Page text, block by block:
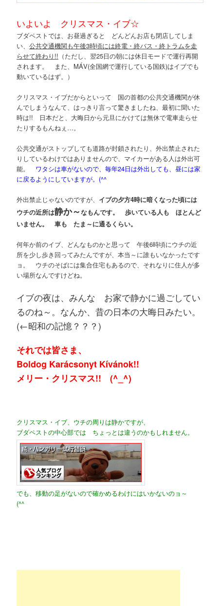
いよいよ クリスマス・イブ☆
ブダペストでは、お昼過ぎると どんどんお店も閉店してしま
い、公共交通機関も午後3時頃には終電・終バス・終トラムを走
らせて終わり!! （ただし、翌25日の朝には休日モードで運行再開
されます。 また、MÁV(全国網で運行している国鉄)はイブでも
動いているはず。）
クリスマス・イブだからといって 国の首都の公共交通機関が休
んでしまうなんて、はっきり言って驚きましたね、最初に聞いた
時は!! 日本だと、大晦日から元旦にかけては無休で電車走らせ
たりするもんねぇ…。
公共交通がストップしても道路が封鎖されたり、外出禁止された
りしているわけではありませんので、マイカーがある人は外出可
能。 ワタシは車がないので、毎年24日は外出しても、昼には家
に戻るようにしていますが。(^^ゞ
外出禁止じゃないのですが、 イブの夕方4時に暗くなった頃には
ウチの近所は静か～なもんです。 歩いている人も ほとんど
いません。 車も たま～に通るくらい。
何年か前のイブ、どんなものかと思って 午後6時頃にウチの近
所を少し歩き回ってみたんですが、本当～に誰もいなかったです
ョ。 ウチのそばには集合住宅もあるので、それなりに住人が多
い場所なんですけどね。
イブの夜は、みんな お家で静かに過ごしてい
るのね～。なんか、昔の日本の大晦日みたい。
(←昭和の記憶？？？)
それでは皆さま、
Boldog Karácsonyt Kívánok!!
メリー・クリスマス!! (^_^)
クリスマス・イブ、ウチの周りは静かですが、
ブダペストの中心部では ちょっとは違うのかもしれません。
でも、移動の足がないので確かめるわけにはいかないのョ～
(^^ゞ